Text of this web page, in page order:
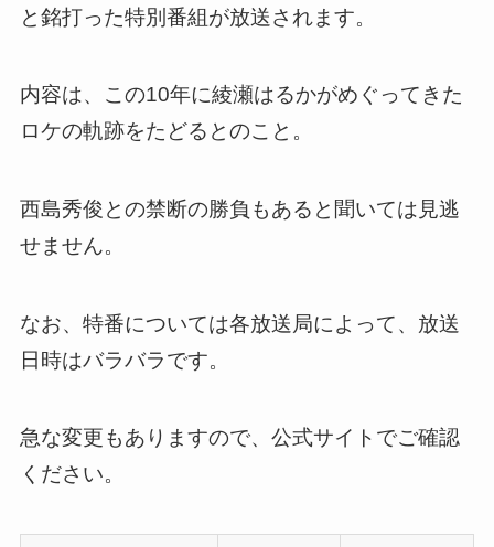
と銘打った特別番組が放送されます。
内容は、この10年に綾瀬はるかがめぐってきた
ロケの軌跡をたどるとのこと。
西島秀俊との禁断の勝負もあると聞いては見逃
せません。
なお、特番については各放送局によって、放送
日時はバラバラです。
急な変更もありますので、公式サイトでご確認
ください。